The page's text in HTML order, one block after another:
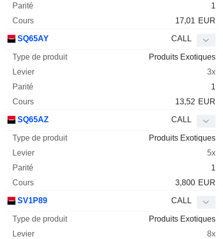
1
17,01 EUR
SQ65AY CALL
Produits Exotiques
3x
1
13,52 EUR
SQ65AZ CALL
Produits Exotiques
5x
1
3,800 EUR
SV1P89 CALL
Produits Exotiques
8x